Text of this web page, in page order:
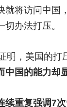
就将访问中国
办法打压。
明，美国的打
国的能力却
续重复强调7